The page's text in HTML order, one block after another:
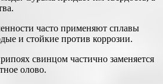
часто применяют сплавы
и стойкие против коррозии.
свинцом частично заменяется
олово.